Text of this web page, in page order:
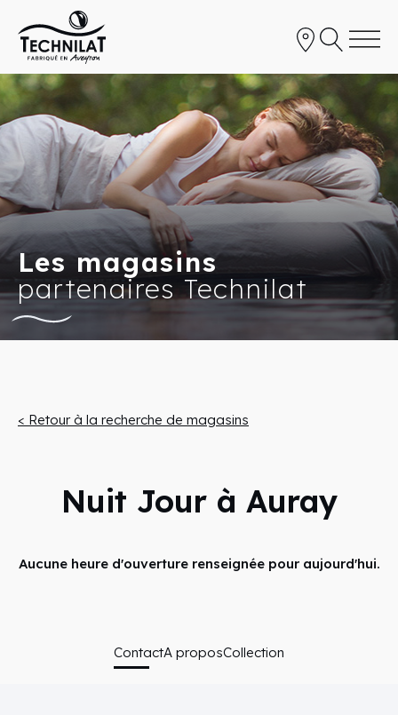
Les magasins
partenaires Technilat
< Retour à la recherche de magasins
Nuit Jour à Auray
Aucune heure d'ouverture renseignée pour aujourd'hui.
ContactA proposCollection